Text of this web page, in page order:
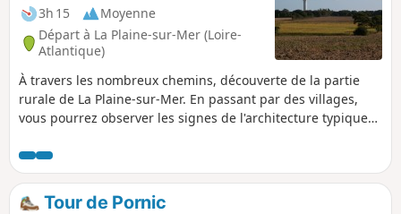
3h 15
Moyenne
Départ à La Plaine-sur-Mer (Loire-
Atlantique)
À travers les nombreux chemins, découverte de la partie
rurale de La Plaine-sur-Mer. En passant par des villages,
vous pourrez observer les signes de l'architecture typique
Tour de Pornic